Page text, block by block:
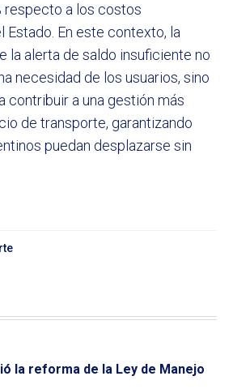
respecto a los costos
En este contexto, la
la alerta de saldo insuficiente no
necesidad de los usuarios, sino
contribuir a una gestión más
de transporte, garantizando
puedan desplazarse sin
la reforma de la Ley de Manejo